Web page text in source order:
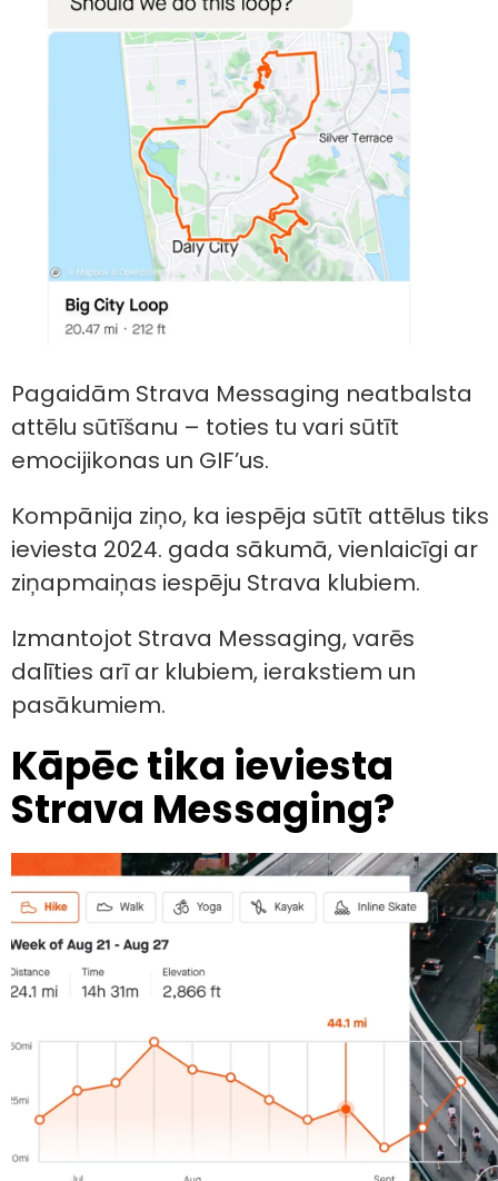
Pagaidām Strava Messaging neatbalsta
attēlu sūtīšanu – toties tu vari sūtīt
emocijikonas un GIF’us.
Kompānija ziņo, ka iespēja sūtīt attēlus tiks
ieviesta 2024. gada sākumā, vienlaicīgi ar
ziņapmaiņas iespēju Strava klubiem.
Izmantojot Strava Messaging, varēs
dalīties arī ar klubiem, ierakstiem un
pasākumiem.
Kāpēc tika ieviesta
Strava Messaging?